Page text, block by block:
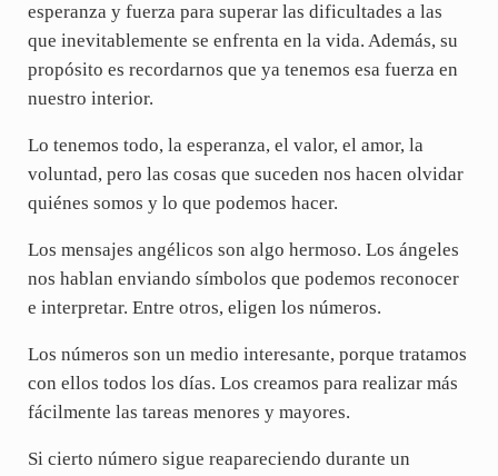
esperanza y fuerza para superar las dificultades a las
que inevitablemente se enfrenta en la vida. Además, su
propósito es recordarnos que ya tenemos esa fuerza en
nuestro interior.
Lo tenemos todo, la esperanza, el valor, el amor, la
voluntad, pero las cosas que suceden nos hacen olvidar
quiénes somos y lo que podemos hacer.
Los mensajes angélicos son algo hermoso. Los ángeles
nos hablan enviando símbolos que podemos reconocer
e interpretar. Entre otros, eligen los números.
Los números son un medio interesante, porque tratamos
con ellos todos los días. Los creamos para realizar más
fácilmente las tareas menores y mayores.
Si cierto número sigue reapareciendo durante un